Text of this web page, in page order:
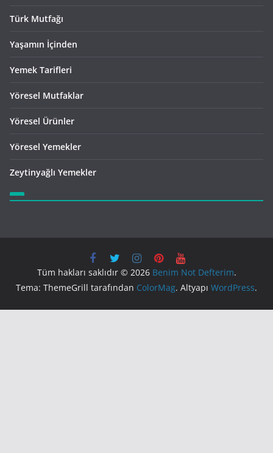
Türk Mutfağı
Yaşamın İçinden
Yemek Tarifleri
Yöresel Mutfaklar
Yöresel Ürünler
Yöresel Yemekler
Zeytinyağlı Yemekler
Tüm hakları saklıdır © 2026 Benim Not Defterim.
Tema: ThemeGrill tarafından ColorMag. Altyapı WordPress.